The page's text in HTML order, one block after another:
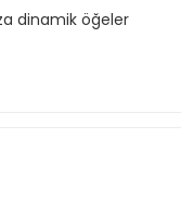
dinamik öğeler